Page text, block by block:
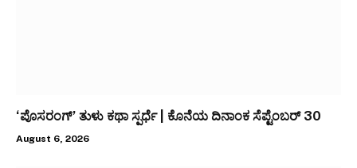
‘ಪೊಸರಂಗ್’ ತುಳು ಕಥಾ ಸ್ಪರ್ಧೆ | ಕೊನೆಯ ದಿನಾಂಕ ಸೆಪ್ಟೆಂಬರ್ 30
August 6, 2026